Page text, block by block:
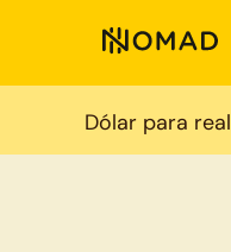
Dólar para real